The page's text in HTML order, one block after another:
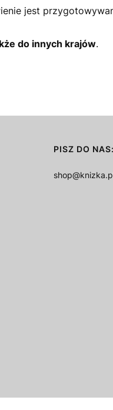
jest
do innych krajów.
PISZ DO NAS: